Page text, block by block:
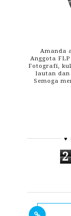
Amanda
Anggota
Fotografi,
lautan dan
Semoga
♥
2